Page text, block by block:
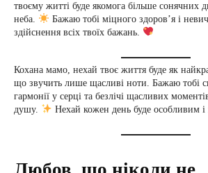
твоєму житті буде якомога більше сонячних
неба.
Бажаю тобі міцного здоров’я і
здійснення всіх твоїх бажань.
Кохана мамо, нехай твоє життя буде як
що звучить лише щасливі ноти. Бажаю тобі
гармонії у серці та безлічі щасливих
душу.
Нехай кожен день буде особливим і